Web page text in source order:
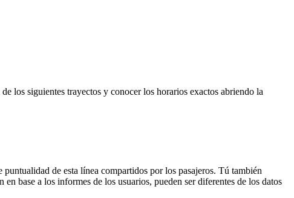
los siguientes trayectos y conocer los horarios exactos abriendo la
puntualidad de esta línea compartidos por los pasajeros. Tú también
base a los informes de los usuarios, pueden ser diferentes de los datos